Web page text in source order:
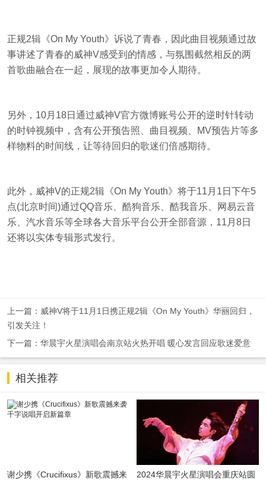
正规2辑《On My Youth》诉说了青春，因此曲目视频通过故
事讲述了青春的威神V感受到的情感，与氛围截然相反的两
首歌曲融合在一起，展现的故事更加令人期待。
另外，10月18日通过威神V官方微博账号公开的逆时针转动
的时钟视频中，含有公开预告照、曲目视频、MV预告片等多
样物料的时间线，让等待回归的歌迷们倍感期待。
此外，威神V的正规2辑《On My Youth》将于11月1日下午5
点(北京时间)通过QQ音乐、酷狗音乐、酷我音乐、网易云音
乐、汽水音乐等全球各大音乐平台公开全部音源，11月8日
还将以实体专辑形式发行。
上一篇：威神V将于11月1日携正规2辑《On My Youth》华丽回归，
引发关注！
下一篇：华晨宇火星演唱会南京站火热开唱 暖心发言回应歌迷爱意
相关推荐
谢少携《Crucifixus》新歌震撼来
2024华晨宇火星演唱会重庆站圆